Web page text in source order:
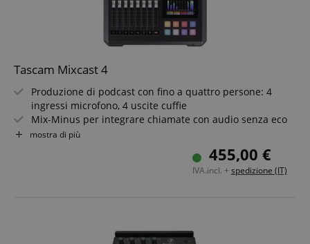
Tascam Mixcast 4
Produzione di podcast con fino a quattro persone: 4
ingressi microfono, 4 uscite cuffie
Mix-Minus per integrare chiamate con audio senza eco
tramite Bluetooth®, ingresso USB o cavo audio TRRS a 4
Sound pad per inserire rapidamente suoni ed effetti
Controllo semplice e intuitivo tramite touchscreen da 5
Interfaccia audio USB con 14 ingressi e due uscite
mostra di più
455,00 €
IVA.incl. + spedizione (IT)